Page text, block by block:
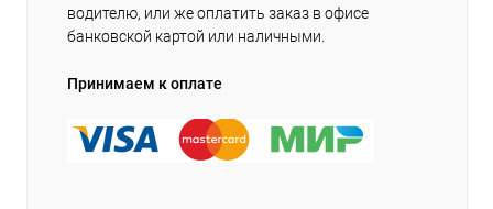
водителю, или же оплатить заказ в офисе
банковской картой или наличными.
Принимаем к оплате